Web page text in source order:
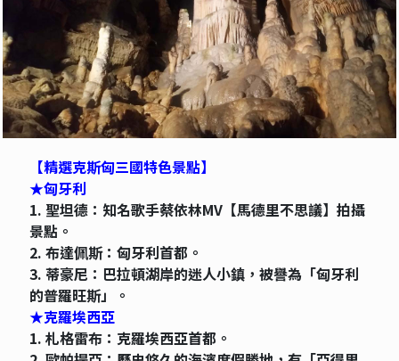
【精選克斯匈三國特色景點】
★匈牙利
1. 聖坦德：知名歌手蔡依林MV【馬德里不思議】拍攝
景點。
2. 布達佩斯：匈牙利首都。
3. 蒂豪尼：巴拉頓湖岸的迷人小鎮，被譽為「匈牙利
的普羅旺斯」。
★克羅埃西亞
1. 札格雷布：克羅埃西亞首都。